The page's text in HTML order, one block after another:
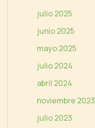
o
julio 2025
junio 2025
mayo 2025
julio 2024
abril 2024
noviembre 2023
julio 2023